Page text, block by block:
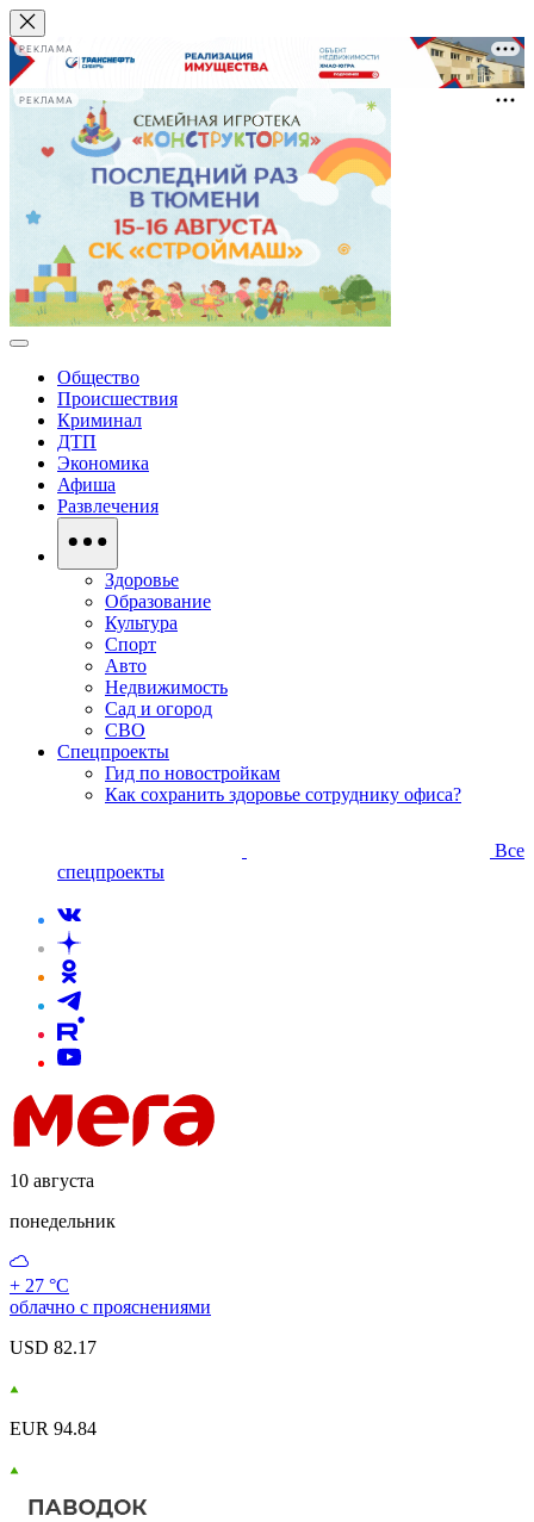
РЕКЛАМА
РЕКЛАМА
Общество
Происшествия
Криминал
ДТП
Экономика
Афиша
Развлечения
Здоровье
Образование
Культура
Спорт
Авто
Недвижимость
Сад и огород
СВО
Спецпроекты
Гид по новостройкам
Как сохранить здоровье сотруднику офиса?
Все
спецпроекты
10 августа
понедельник
+ 27 °С
облачно с прояснениями
USD 82.17
EUR 94.84